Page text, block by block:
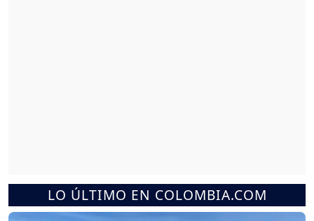
LO ÚLTIMO EN COLOMBIA.COM